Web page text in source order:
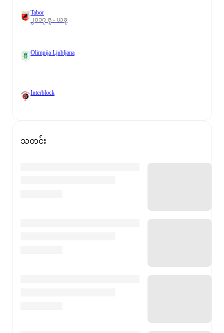
Tabor
၂၀၁၇ ဇူ - ယခု
Olimpija Ljubljana
Interblock
သတင်း